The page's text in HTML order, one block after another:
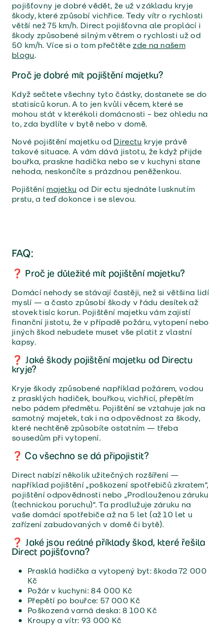
pojišťovny je dobré vědět, že už v základu kryje
škody, které způsobí vichřice. Tedy vítr o rychlosti
větší než 75 km/h. Direct pojišťovna ale proplácí i
škody způsobené silným větrem o rychlosti už od
50 km/h. Více si o tom přečtětezde na našem
blogu.
Proč je dobré mít pojištění majetku?
Když sečtete všechny tyto částky, dostanete se do
statisíců korun. A to jen kvůli věcem, které se
mohou stát v kterékoli domácnosti – bez ohledu na
to, zda bydlíte v bytě nebo v domě.
Nové pojištění majetku od Directu kryje právě
takové situace. A vám dává jistotu, že když přijde
bouřka, praskne hadička nebo se v kuchyni stane
nehoda, neskončíte s prázdnou peněženkou.
Pojištění majetku od Dir ectu sjednáte lusknutím
prstu, a teď dokonce i se slevou.
FAQ:
❓ Proč je důležité mít pojištění majetku?
Domácí nehody se stávají častěji, než si většina lidí
myslí — a často způsobí škody v řádu desítek až
stovek tisíc korun. Pojištění majetku vám zajistí
finanční jistotu, že v případě požáru, vytopení nebo
jiných škod nebudete muset vše platit z vlastní
kapsy.
❓ Jaké škody pojištění majetku od Directu
kryje?
Kryje škody způsobené například požárem, vodou
z prasklých hadiček, bouřkou, vichřicí, přepětím
nebo pádem předmětu. Pojištění se vztahuje jak na
samotný majetek, tak i na odpovědnost za škody,
které nechtěně způsobíte ostatním — třeba
sousedům při vytopení.
❓ Co všechno se dá připojistit?
Direct nabízí několik užitečných rozšíření —
například pojištění „poškození spotřebičů zkratem“,
pojištění odpovědnosti nebo „Prodlouženou záruku
(technickou poruchu)“. Ta prodlužuje záruku na
vaše domácí spotřebiče až na 5 let (až 10 let u
zařízení zabudovaných v domě či bytě).
❓ Jaké jsou reálné příklady škod, které řešila
Direct pojišťovna?
Prasklá hadička a vytopený byt: škoda 72 000
Kč
Požár v kuchyni: 84 000 Kč
Přepětí po bouřce: 57 000 Kč
Poškozená varná deska: 8 100 Kč
Kroupy a vítr: 93 000 Kč